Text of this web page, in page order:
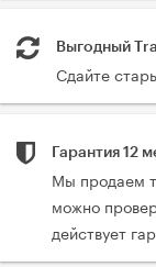
Выгодный
Сдайте
Гарантия 12
Мы продаем
можно
действует